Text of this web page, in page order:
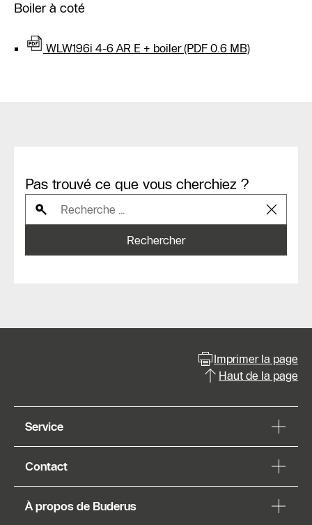
Boiler à coté
WLW196i 4-6 AR E + boiler (PDF 0.6 MB)
Pas trouvé ce que vous cherchiez ?
Rechercher
Imprimer la page
Haut de la page
Service
Contact
À propos de Buderus